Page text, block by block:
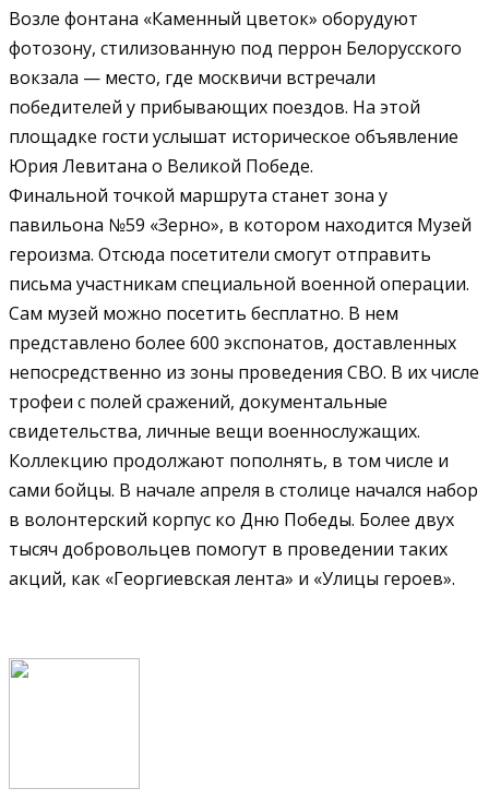
Возле фонтана «Каменный цветок» оборудуют
фотозону, стилизованную под перрон Белорусского
вокзала — место, где москвичи встречали
победителей у прибывающих поездов. На этой
площадке гости услышат историческое объявление
Юрия Левитана о Великой Победе.
Финальной точкой маршрута станет зона у
павильона №59 «Зерно», в котором находится Музей
героизма. Отсюда посетители смогут отправить
письма участникам специальной военной операции.
Сам музей можно посетить бесплатно. В нем
представлено более 600 экспонатов, доставленных
непосредственно из зоны проведения СВО. В их числе
трофеи с полей сражений, документальные
свидетельства, личные вещи военнослужащих.
Коллекцию продолжают пополнять, в том числе и
сами бойцы. В начале апреля в столице начался набор
в волонтерский корпус ко Дню Победы. Более двух
тысяч добровольцев помогут в проведении таких
акций, как «Георгиевская лента» и «Улицы героев».